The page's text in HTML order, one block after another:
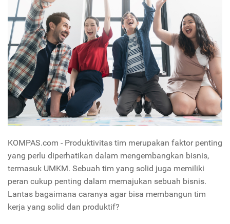
KOMPAS.com - Produktivitas tim merupakan faktor penting
yang perlu diperhatikan dalam mengembangkan bisnis,
termasuk UMKM. Sebuah tim yang solid juga memiliki
peran cukup penting dalam memajukan sebuah bisnis.
Lantas bagaimana caranya agar bisa membangun tim
kerja yang solid dan produktif?